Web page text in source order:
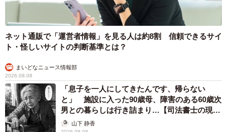
ネット通販で「運営者情報」を見る人は約8割 信頼できるサイ
ト・怪しいサイトの判断基準とは？
まいどなニュース情報部
2026.08.08
「息子を一人にしてきたんです、帰らない
と」 施設に入った90歳母、障害のある60歳次
男との暮らしは行き詰まり…【司法書士の現場
から】山下 静香